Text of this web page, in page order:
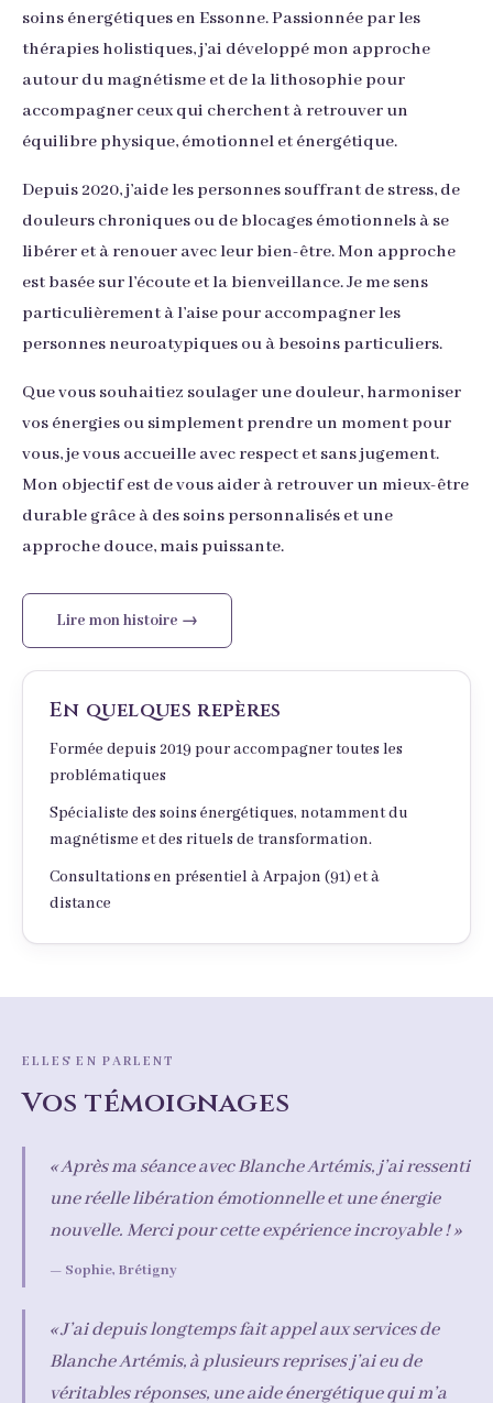
soins énergétiques en Essonne. Passionnée par les
thérapies holistiques, j’ai développé mon approche
autour du magnétisme et de la lithosophie pour
accompagner ceux qui cherchent à retrouver un
équilibre physique, émotionnel et énergétique.
Depuis 2020, j’aide les personnes souffrant de stress, de
douleurs chroniques ou de blocages émotionnels à se
libérer et à renouer avec leur bien-être. Mon approche
est basée sur l’écoute et la bienveillance. Je me sens
particulièrement à l’aise pour accompagner les
personnes neuroatypiques ou à besoins particuliers.
Que vous souhaitiez soulager une douleur, harmoniser
vos énergies ou simplement prendre un moment pour
vous, je vous accueille avec respect et sans jugement.
Mon objectif est de vous aider à retrouver un mieux-être
durable grâce à des soins personnalisés et une
approche douce, mais puissante.
Lire mon histoire →
En quelques repères
Formée depuis 2019 pour accompagner toutes les
problématiques
Spécialiste des soins énergétiques, notamment du
magnétisme et des rituels de transformation.
Consultations en présentiel à Arpajon (91) et à
distance
ELLES EN PARLENT
Vos témoignages
« Après ma séance avec Blanche Artémis, j’ai ressenti
une réelle libération émotionnelle et une énergie
nouvelle. Merci pour cette expérience incroyable ! »
— Sophie, Brétigny
« J’ai depuis longtemps fait appel aux services de
Blanche Artémis, à plusieurs reprises j’ai eu de
véritables réponses, une aide énergétique qui m’a